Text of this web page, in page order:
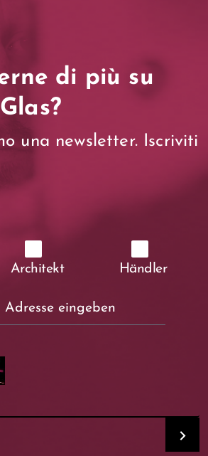
di più su
una newsletter. Iscriviti
Architekt Händler